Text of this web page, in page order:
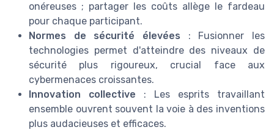
onéreuses ; partager les coûts allège le fardeau
pour chaque participant.
Normes de sécurité élevées : Fusionner les
technologies permet d'atteindre des niveaux de
sécurité plus rigoureux, crucial face aux
cybermenaces croissantes.
Innovation collective : Les esprits travaillant
ensemble ouvrent souvent la voie à des inventions
plus audacieuses et efficaces.